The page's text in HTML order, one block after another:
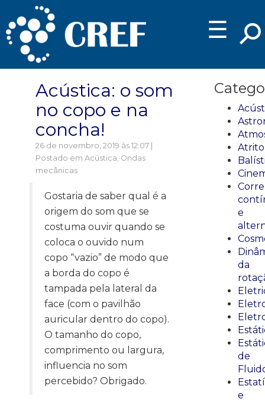
☰
Acústica: o som
no copo e na
concha!
26 de novembro, 2019 às 12:07 |
Postado em Acústica, Ondas
mecânicas
Gostaria de saber qual é a
origem do som que se
costuma ouvir quando se
coloca o ouvido num
copo “vazio” de modo que
a borda do copo é
tampada pela lateral da
face (com o pavilhão
auricular dentro do copo).
O tamanho do copo,
comprimento ou largura,
influencia no som
percebido? Obrigado.
Atrito
e
da
de
e